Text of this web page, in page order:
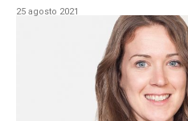
25 agosto 2021